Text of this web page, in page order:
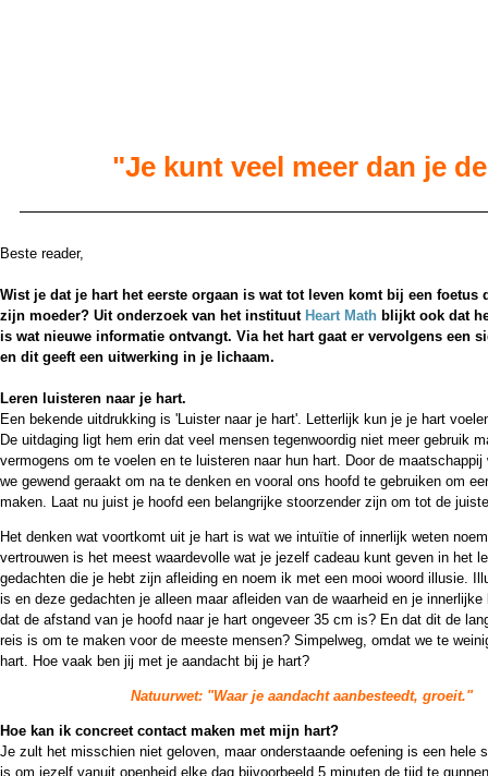
"Je kunt veel meer dan je
Beste reader,
Wist je dat je hart het eerste orgaan is wat tot leven komt bij een foetus
zijn moeder? Uit onderzoek van het instituut Heart Math blijkt ook dat
is wat nieuwe informatie ontvangt. Via het hart gaat er vervolgens een
en dit geeft een uitwerking in je lichaam.
Leren luisteren naar je hart.
Een bekende uitdrukking is 'Luister naar je hart'. Letterlijk kun je je hart
De uitdaging ligt hem erin dat veel mensen tegenwoordig niet meer gebruik
vermogens om te voelen en te luisteren naar hun hart. Door de maatschappij
we gewend geraakt om na te denken en vooral ons hoofd te gebruiken om
maken. Laat nu juist je hoofd een belangrijke stoorzender zijn om tot de
Het denken wat voortkomt uit je hart is wat we intuïtie of innerlijk weten
vertrouwen is het meest waardevolle wat je jezelf cadeau kunt geven in het
gedachten die je hebt zijn afleiding en noem ik met een mooi woord illusie.
is en deze gedachten je alleen maar afleiden van de waarheid en je
dat de afstand van je hoofd naar je hart ongeveer 35 cm is? En dat dit de
reis is om te maken voor de meeste mensen? Simpelweg, omdat we te
hart. Hoe vaak ben jij met je aandacht bij je hart?
Natuurwet: "Waar je aandacht aanbesteedt, groeit."
Hoe kan ik concreet contact maken met mijn hart?
Je zult het misschien niet geloven, maar onderstaande oefening is een hele
is om jezelf vanuit openheid elke dag bijvoorbeeld 5 minuten de tijd te